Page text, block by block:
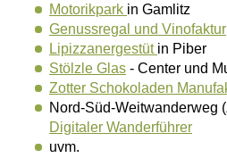
Motorikpark in Gamlitz
Genussregal und Vinofaktur
Lipizzanergestüt in Piber
Stölzle Glas - Center und
Zotter Schokoladen
Nord-Süd-Weitwanderweg
Digitaler Wanderführer
uvm.